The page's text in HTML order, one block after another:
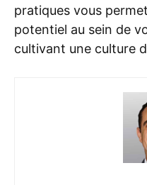
pratiques vous
potentiel au sein de
cultivant une culture